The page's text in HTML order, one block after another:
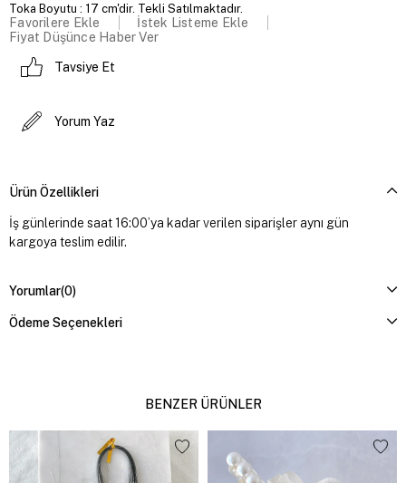
Toka Boyutu : 17 cm'dir. Tekli Satılmaktadır.
Favorilere Ekle
İstek Listeme Ekle
Fiyat Düşünce Haber Ver
Tavsiye Et
Yorum Yaz
Ürün Özellikleri
İş günlerinde saat 16:00’ya kadar verilen siparişler aynı gün
kargoya teslim edilir.
Yorumlar(0)
Ödeme Seçenekleri
BENZER ÜRÜNLER